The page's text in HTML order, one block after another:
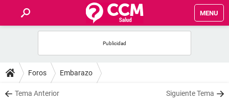
MENU
FOROS
SALUD
Foros Embarazo
Tema Anterior Siguiente Tema